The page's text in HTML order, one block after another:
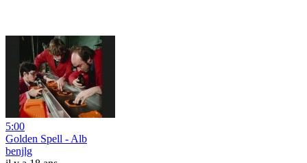
5:00
Golden Spell - Alb
benjlg